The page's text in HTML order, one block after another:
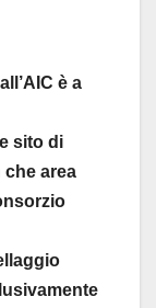
è a
sito di
area